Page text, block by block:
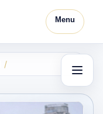
Menu